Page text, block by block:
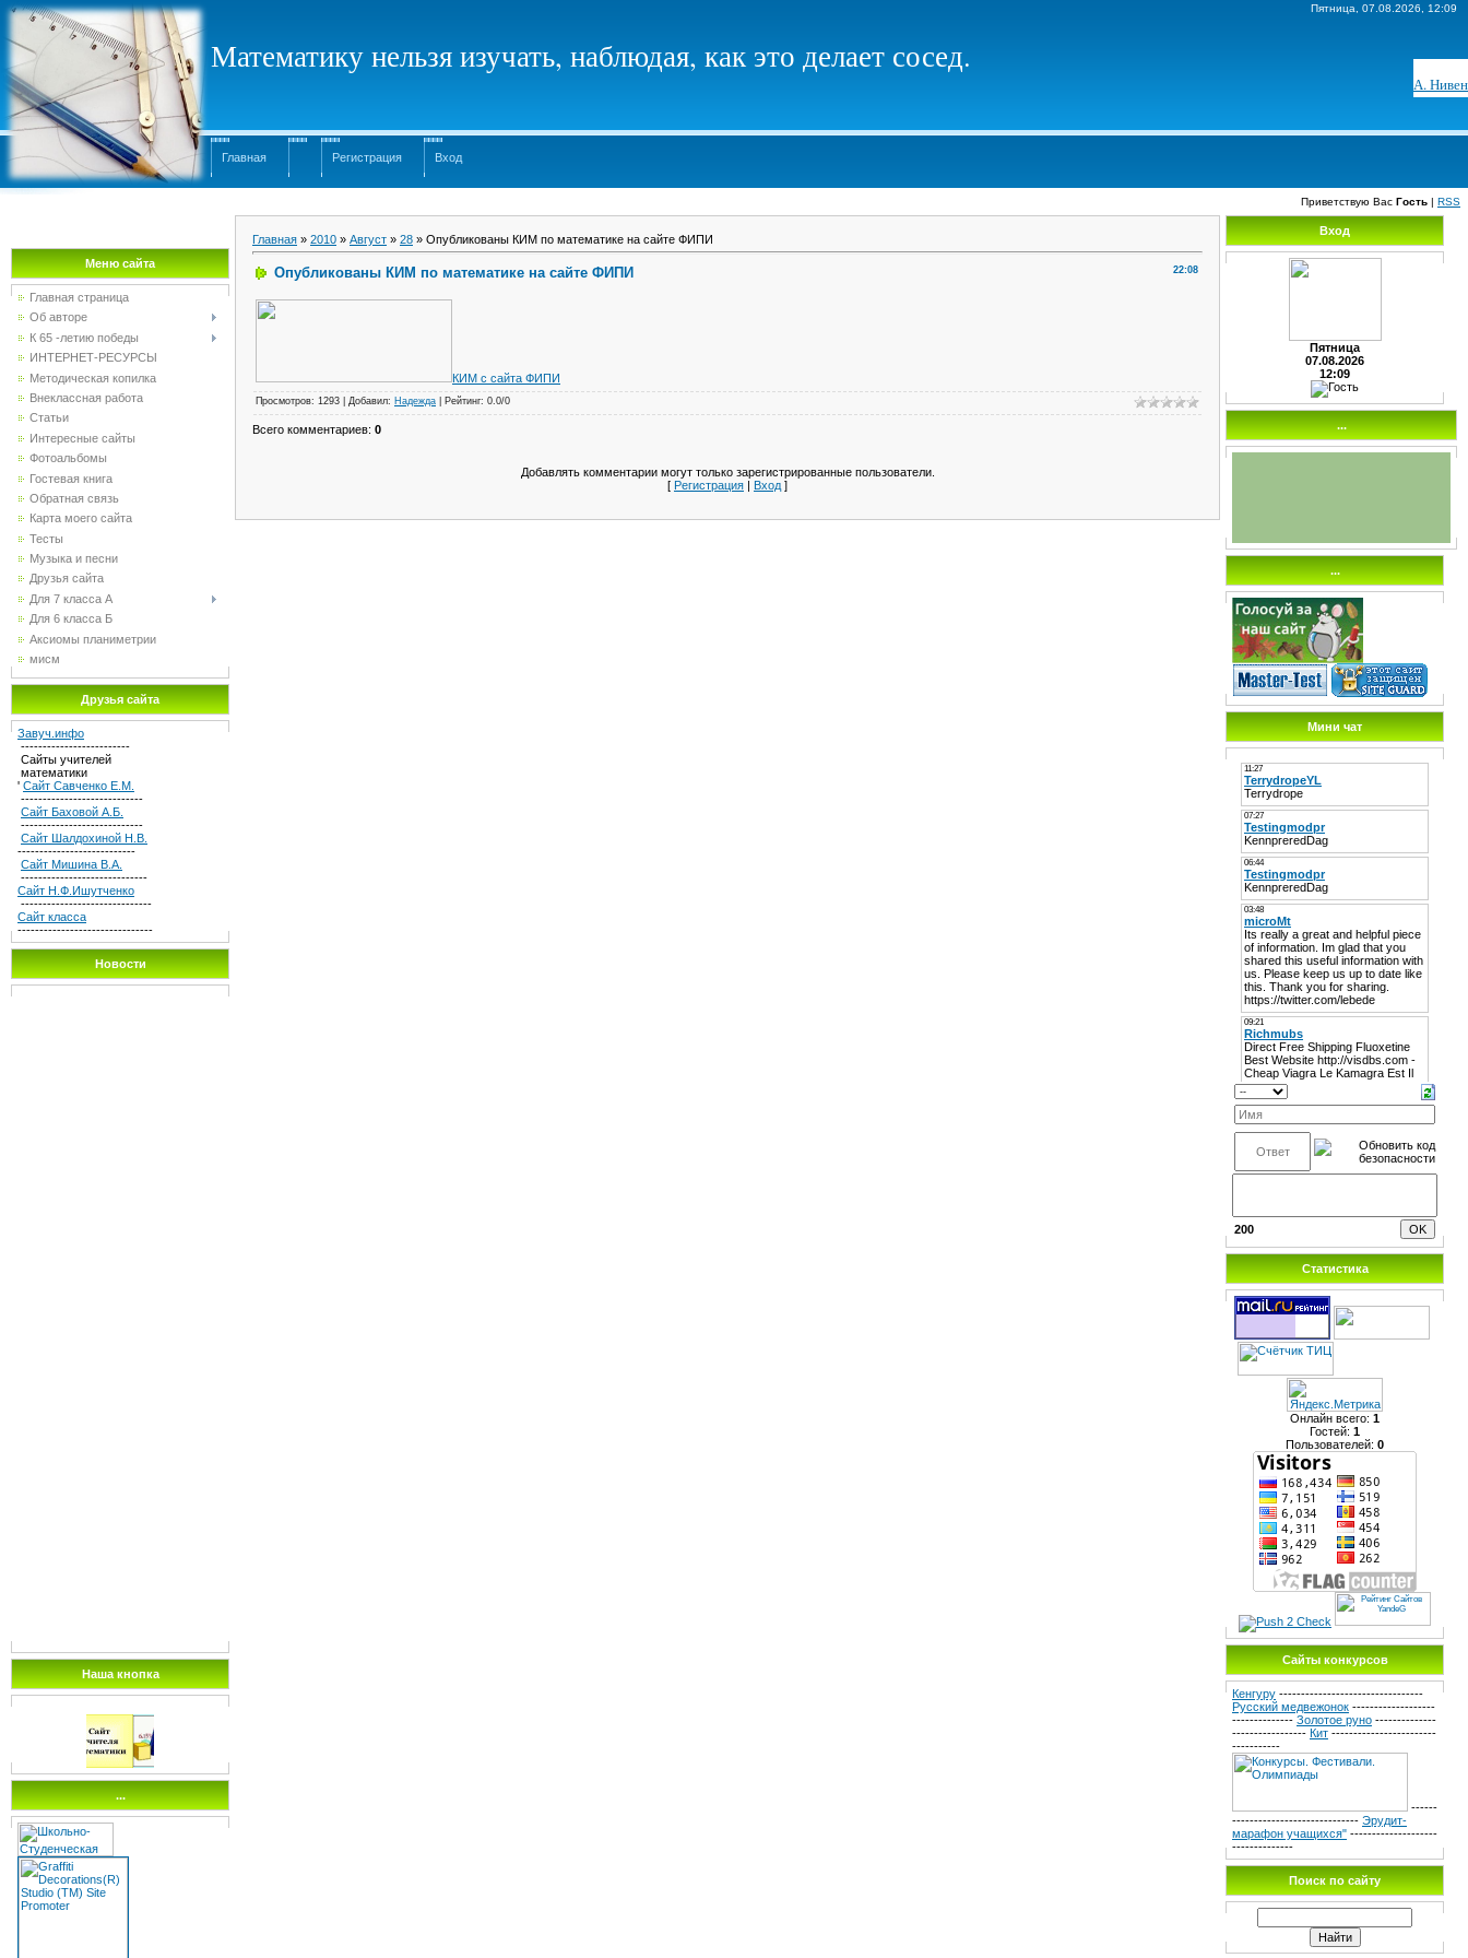
Пятница, 07.08.2026, 12:09
Математику нельзя изучать, наблюдая, как это делает сосед.
А. Нивен
Главная Регистрация Вход
Приветствую Вас Гость | RSS
Меню сайта
Главная страница
Об авторе
К 65 -летию победы
ИНТЕРНЕТ-РЕСУРСЫ
Методическая копилка
Внеклассная работа
Статьи
Интересные сайты
Фотоальбомы
Гостевая книга
Обратная связь
Карта моего сайта
Тесты
Музыка и песни
Друзья сайта
Для 7 класса А
Для 6 класса Б
Аксиомы планиметрии
мисм
Друзья сайта
Завуч.инфо
-------------------------
Сайты учителей
математики
' Сайт Савченко Е.М.
----------------------------
Сайт Баховой А.Б.
----------------------------
Сайт Шалдохиной Н.В.
---------------------------
Сайт Мишина В.А.
-----------------------------
Сайт Н.Ф.Ишутченко
------------------------------
Сайт класса
-------------------------------
Новости
Наша кнопка
...
Главная » 2010 » Август » 28 » Опубликованы КИМ по математике на сайте ФИПИ
22:08
Опубликованы КИМ по математике на сайте ФИПИ
КИМ с сайта ФИПИ
Просмотров: 1293 | Добавил: Надежда Рейтинг: 0.0/0
Всего комментариев: 0
Добавлять комментарии могут только зарегистрированные пользователи.
[ Регистрация | Вход ]
Вход
Пятница
07.08.2026
12:09
...
...
Мини чат
200
Статистика
Онлайн всего: 1
Гостей: 1
Пользователей: 0
Сайты конкурсов
Кенгуру ---------------------------------
Русский медвежонок -------------------
-------------- Золотое руно --------------
----------------- Кит ------------------------
-----------
------
----------------------------- Эрудит-
марафон учащихся" --------------------
--------------
Поиск по сайту